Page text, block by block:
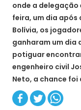
onde a
feira, um dia
Bolívia, os
ganharam um dia
potiguar
engenheiro civil
Neto, a chance